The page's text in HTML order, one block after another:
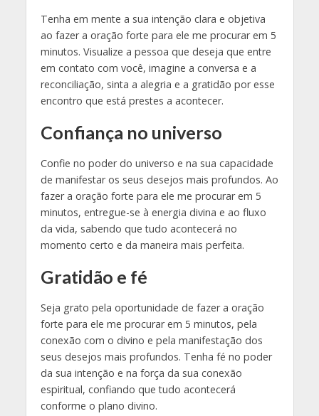
Tenha em mente a sua intenção clara e objetiva
ao fazer a oração forte para ele me procurar em 5
minutos. Visualize a pessoa que deseja que entre
em contato com você, imagine a conversa e a
reconciliação, sinta a alegria e a gratidão por esse
encontro que está prestes a acontecer.
Confiança no universo
Confie no poder do universo e na sua capacidade
de manifestar os seus desejos mais profundos. Ao
fazer a oração forte para ele me procurar em 5
minutos, entregue-se à energia divina e ao fluxo
da vida, sabendo que tudo acontecerá no
momento certo e da maneira mais perfeita.
Gratidão e fé
Seja grato pela oportunidade de fazer a oração
forte para ele me procurar em 5 minutos, pela
conexão com o divino e pela manifestação dos
seus desejos mais profundos. Tenha fé no poder
da sua intenção e na força da sua conexão
espiritual, confiando que tudo acontecerá
conforme o plano divino.